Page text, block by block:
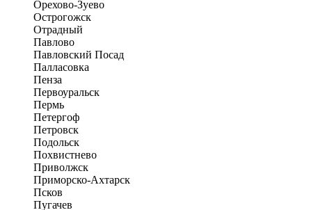
Орехово-Зуево
Острогожск
Отрадный
Павлово
Павловский Посад
Палласовка
Пенза
Первоуральск
Пермь
Петергоф
Петровск
Подольск
Похвистнево
Приволжск
Приморско-Ахтарск
Псков
Пугачев